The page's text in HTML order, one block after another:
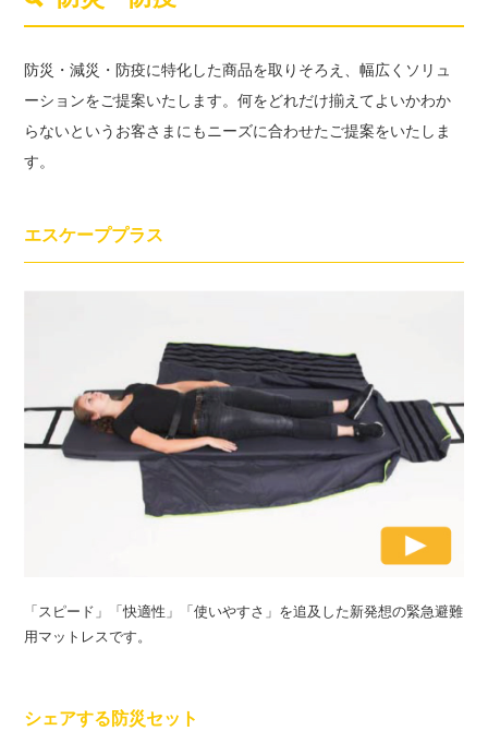
防災・減災・防疫に特化した商品を取りそろえ、幅広くソリュ
ーションをご提案いたします。何をどれだけ揃えてよいかわか
らないというお客さまにもニーズに合わせたご提案をいたしま
す。
エスケーププラス
「スピード」「快適性」「使いやすさ」を追及した新発想の緊急避難
用マットレスです。
シェアする防災セット